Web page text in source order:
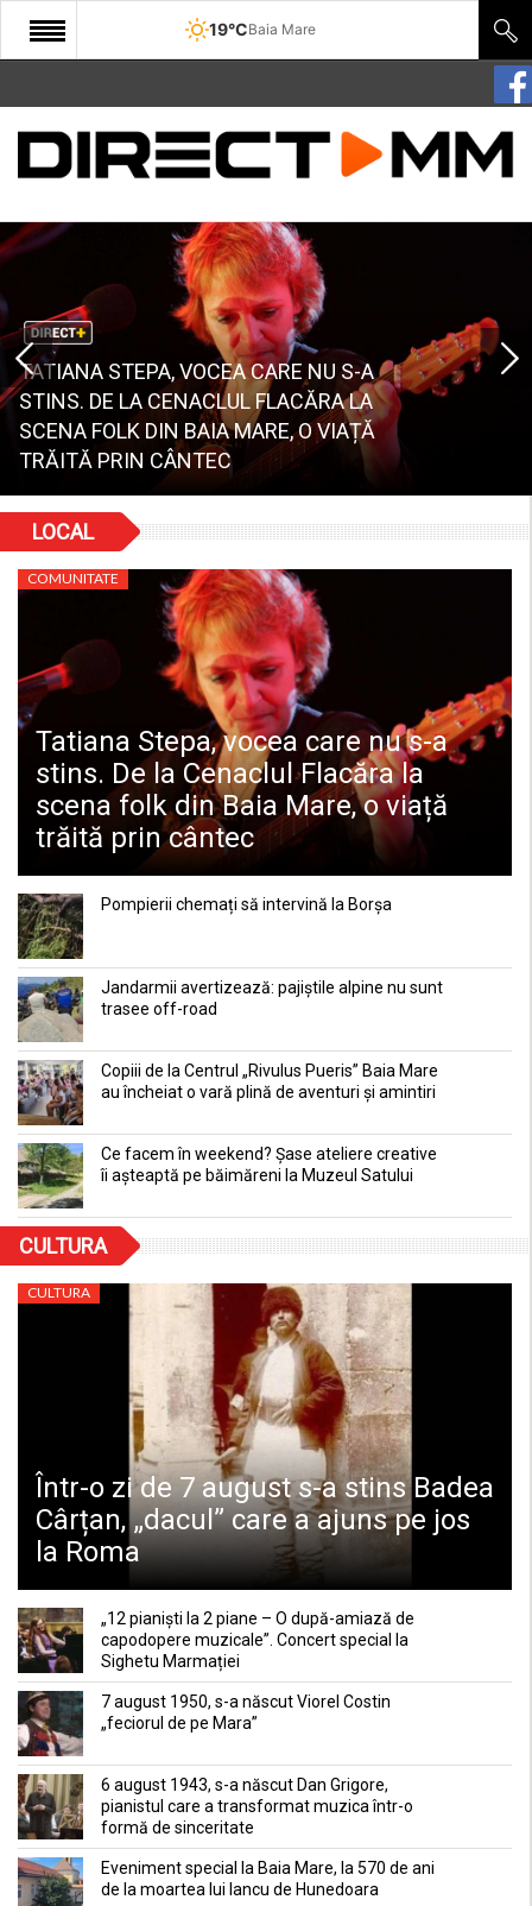
19°CBaia Mare
START
COMUNITATE
ECONOMIE
SANATATE
SPORT
SPECIAL
POLITIC
LIFE
TATIANA STEPA, VOCEA CARE NU S-A
STINS. DE LA CENACLUL FLACĂRA LA
SCENA FOLK DIN BAIA MARE, O VIAȚĂ
TRĂITĂ PRIN CÂNTEC
JANDARMII AVERTIZEAZĂ: PAJIȘTILE
ALPINE NU SUNT TRASEE OFF-ROAD
LOCAL
COMUNITATE
Tatiana Stepa, vocea care nu s-a
stins. De la Cenaclul Flacăra la
scena folk din Baia Mare, o viață
trăită prin cântec
Pompierii chemați să intervină la Borșa
Jandarmii avertizează: pajiștile alpine nu sunt
trasee off-road
Copiii de la Centrul „Rivulus Pueris” Baia Mare
au încheiat o vară plină de aventuri și amintiri
Ce facem în weekend? Șase ateliere creative
îi așteaptă pe băimăreni la Muzeul Satului
CULTURA
CULTURA
Într-o zi de 7 august s-a stins Badea
Cârțan, „dacul” care a ajuns pe jos
la Roma
„12 pianiști la 2 piane – O după-amiază de
capodopere muzicale”. Concert special la
Sighetu Marmației
7 august 1950, s-a născut Viorel Costin
„feciorul de pe Mara”
6 august 1943, s-a născut Dan Grigore,
pianistul care a transformat muzica într-o
formă de sinceritate
Eveniment special la Baia Mare, la 570 de ani
de la moartea lui Iancu de Hunedoara